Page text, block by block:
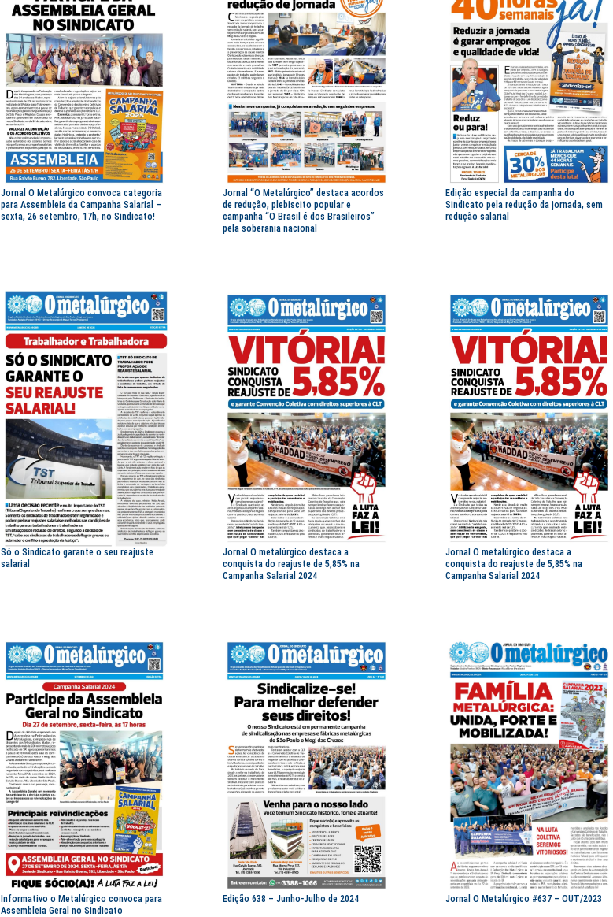
Jornal O Metalúrgico convoca categoria
para Assembleia da Campanha Salarial –
sexta, 26 setembro, 17h, no Sindicato!
Jornal “O Metalúrgico” destaca acordos
de redução, plebiscito popular e
campanha “O Brasil é dos Brasileiros”
pela soberania nacional
Edição especial da campanha do
Sindicato pela redução da jornada, sem
redução salarial
Só o Sindicato garante o seu reajuste
salarial
Jornal O metalúrgico destaca a
conquista do reajuste de 5,85% na
Campanha Salarial 2024
Jornal O metalúrgico destaca a
conquista do reajuste de 5,85% na
Campanha Salarial 2024
Informativo o Metalúrgico convoca para
Assembleia Geral no Sindicato
Edição 638 – Junho-Julho de 2024 Jornal O Metalúrgico #637 – OUT/2023